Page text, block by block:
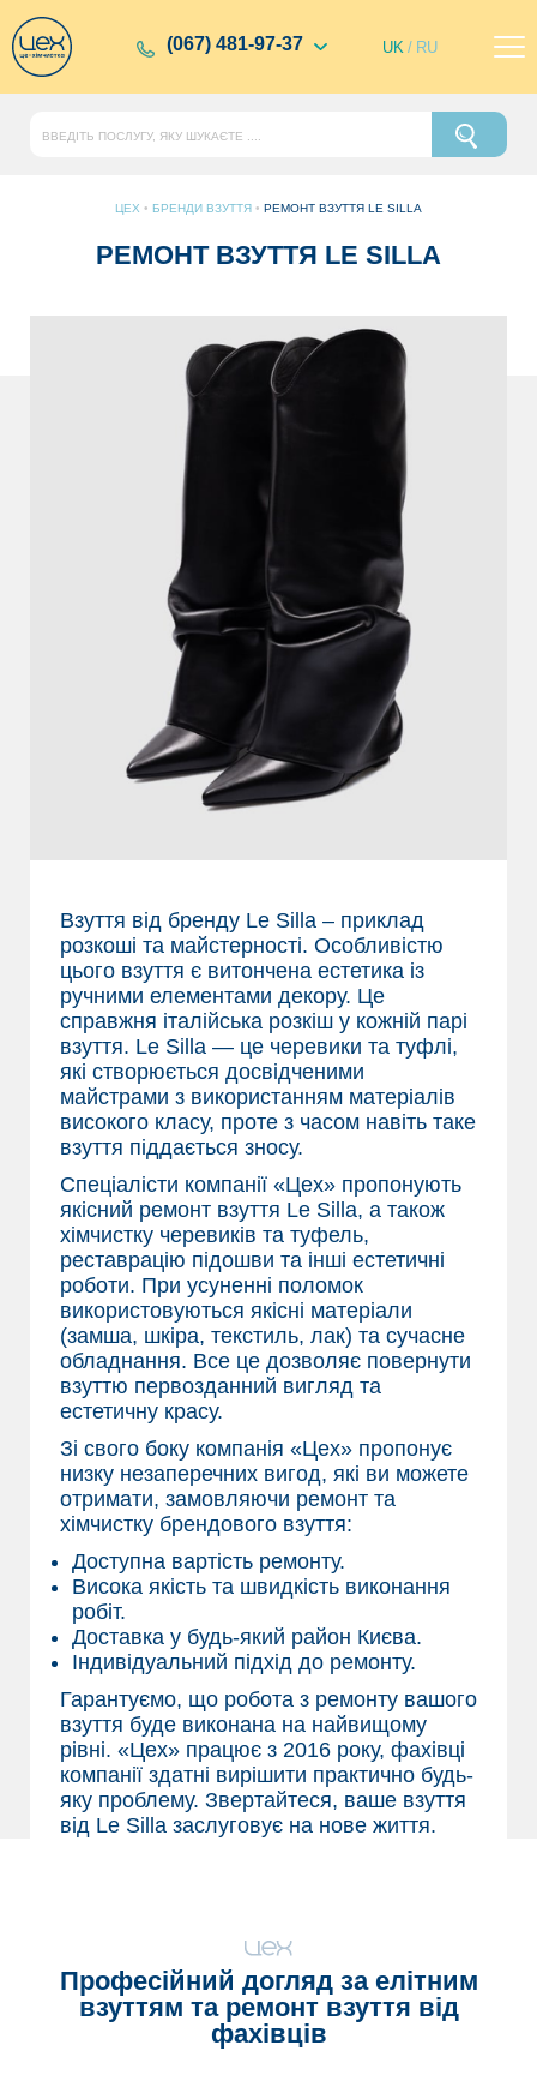
(067) 481-97-37 UK / RU
ЦЕХ • БРЕНДИ ВЗУТТЯ • РЕМОНТ ВЗУТТЯ LE SILLA
РЕМОНТ ВЗУТТЯ LE SILLA
Взуття від бренду Le Silla – приклад
розкоші та майстерності. Особливістю
цього взуття є витончена естетика із
ручними елементами декору. Це
справжня італійська розкіш у кожній парі
взуття. Le Silla — це черевики та туфлі,
які створюється досвідченими
майстрами з використанням матеріалів
високого класу, проте з часом навіть таке
взуття піддається зносу.
Спеціалісти компанії «Цех» пропонують
якісний ремонт взуття Le Silla, а також
хімчистку черевиків та туфель,
реставрацію підошви та інші естетичні
роботи. При усуненні поломок
використовуються якісні матеріали
(замша, шкіра, текстиль, лак) та сучасне
обладнання. Все це дозволяє повернути
взуттю первозданний вигляд та
естетичну красу.
Зі свого боку компанія «Цех» пропонує
низку незаперечних вигод, які ви можете
отримати, замовляючи ремонт та
хімчистку брендового взуття:
Доступна вартість ремонту.
Висока якість та швидкість виконання
робіт.
Доставка у будь-який район Києва.
Індивідуальний підхід до ремонту.
Гарантуємо, що робота з ремонту вашого
взуття буде виконана на найвищому
рівні. «Цех» працює з 2016 року, фахівці
компанії здатні вирішити практично будь-
яку проблему. Звертайтеся, ваше взуття
від Le Silla заслуговує на нове життя.
Професійний догляд за елітним
взуттям та ремонт взуття від
фахівців